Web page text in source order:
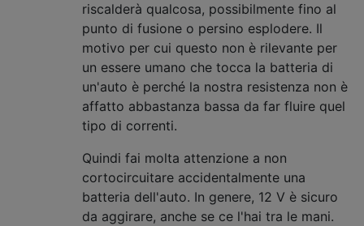
riscalderà qualcosa, possibilmente fino al
punto di fusione o persino esplodere. Il
motivo per cui questo non è rilevante per
un essere umano che tocca la batteria di
un'auto è perché la nostra resistenza non è
affatto abbastanza bassa da far fluire quel
tipo di correnti.
Quindi fai molta attenzione a non
cortocircuitare accidentalmente una
batteria dell'auto. In genere, 12 V è sicuro
da aggirare, anche se ce l'hai tra le mani.